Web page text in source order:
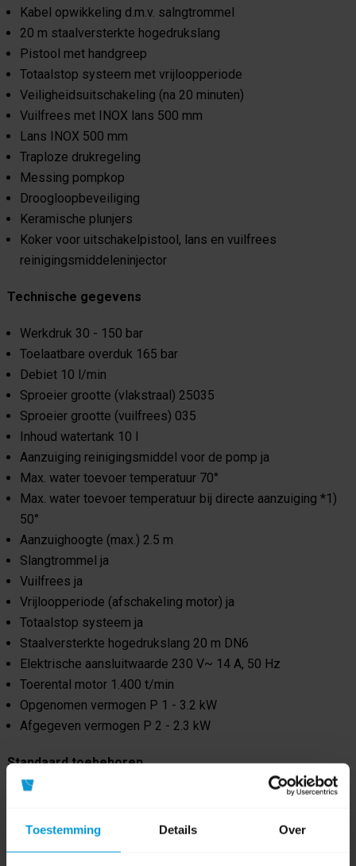
Toestemming Details Over
Kabel opwikkeling d.m.v. salngtrommel
20 m staalversterkte hogedrukslang
Pistool met handgreep
Totaalstop systeem met vrijloopperiode
Veiligheidsuitschakeling (na 20 minuten)
Vuilfrees met INOX lans 500 mm
Lans INOX 500 mm
Traploze drukregeling
Messing pompkop
Droogloopbeveiliging
Keramische plunjers
Koker voor uitschakelpistool, lans en vuilfrees
reinigingsmiddeleninjector
Technische gegevens
Werkdruk 30 - 150 bar
Toelaatbare overduk 165 bar
Debiet 10 l/min
Sproeier grootte (vlakstraal) 25035
Sproeier grootte (vuilfrees) 035
Inhoud watertank 10 l
Aanzuiging reinigingsmiddel voor de pomp ja
Max. water toevoer temperatuur 70°
Max. water toevoer temperatuur bij directe aanzuiging *1)
50°
Aanzuighoogte (max.) 2.5 m
Slangtrommel ja
Vuilfrees ja
Vrijloopperiode (afschakeling motor) ja
Totaalstop systeem ja
Staalversterkte hogedrukslang 20 m DN6
Elektrische aansluitwaarde 230 V~ 14 A, 50 Hz
Toerental motor 1.400 t/min
Opgenomen vermogen P 1 - 3.2 kW
Afgegeven vermogen P 2 - 2.3 kW
Standaard toebehoren
Total Stop systeem met vertraagde motorinschakeling
Veiligheidsschakeling (ingebouwd)